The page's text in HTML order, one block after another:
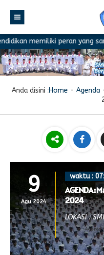
memiliki peran yang
Anda disini :Home - Agenda
9
Agu 2024
waktu :
AGENDA :
2024
LOKASI :
Agenda